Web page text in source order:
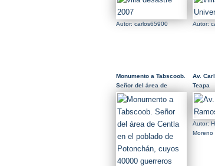
Autor: carlos65900 Autor:
Monumento a Tabscoob.
Señor del área de
Centla en el poblado de
Potonchán, cuyos
40000 guerreros fueron
derrotados por 400
europeos. Este señor le
regaló a la esclava Ce
Malinalli a Cortés.
Traductora del nahuatl
Av.
Teapa
Autor:
Moreno